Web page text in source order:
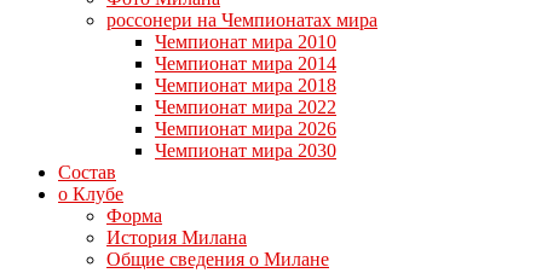
россонери на Чемпионатах мира
Чемпионат мира 2010
Чемпионат мира 2014
Чемпионат мира 2018
Чемпионат мира 2022
Чемпионат мира 2026
Чемпионат мира 2030
Состав
о Клубе
Форма
История Милана
Общие сведения о Милане